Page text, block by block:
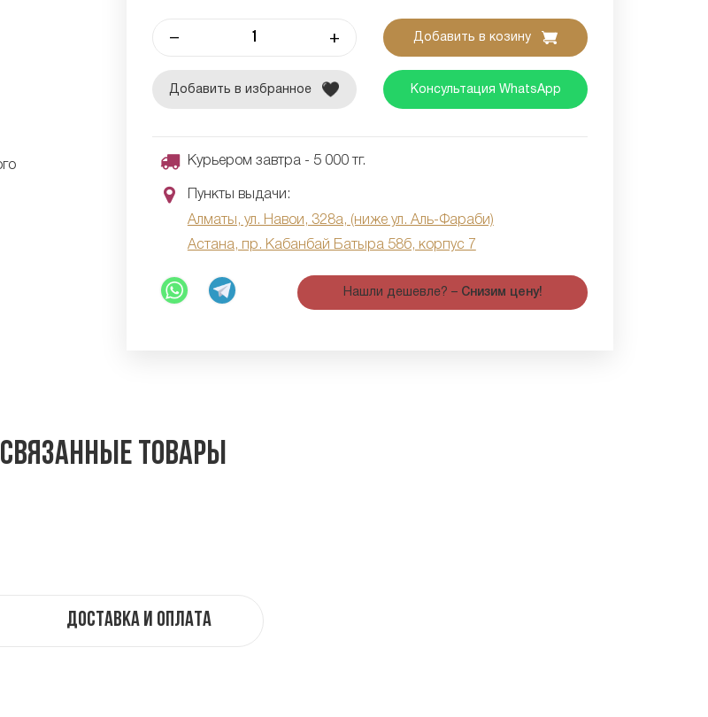
– + Добавить в козину
Добавить в избранное Консультация WhatsApp
Курьером завтра - 5 000 тг.
Пункты выдачи:
Алматы, ул. Навои, 328а, (ниже ул. Аль-Фараби)
Астана, пр. Кабанбай Батыра 58б, корпус 7
Нашли дешевле? – Снизим цену!
Связанные товары
Доставка и оплата